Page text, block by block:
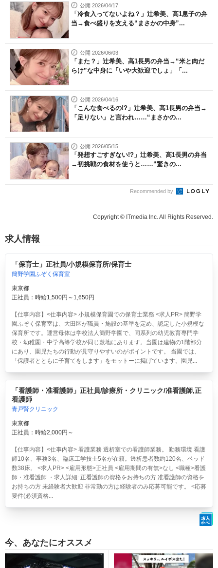
公開 2026/04/17
「冷食入ってないよね？」辻希美、高1息子の弁
当→食べ盛りを支える“まさかの中身”...
公開 2026/06/03
「また？」辻希美、高1長男の弁当→“米と肉だ
らけ”な中身に「いや大歓迎でしょ」「...
公開 2026/04/16
「こんな食べるの!?」辻希美、高1長男の弁当→
「足りない」と言われ……“まさかの...
公開 2026/05/15
「発想すごすぎない!?」辻希美、高1長男の弁当
→初挑戦の食材を使うと……“驚きの...
Recommended by
Copyright © ITmedia Inc. All Rights Reserved.
求人情報
「保育士」正社員/小規模保育所/保育士
簡野学園ふぞく保育室
東京都
正社員：時給1,500円～1,650円
【仕事内容】<仕事内容> 小規模保育園での保育士業務 <求人PR> 簡野学
園ふぞく保育室は、大田区が職員・施設の基準を定め、認定した小規模な
保育所です。運営母体は学校法人簡野学園で、同系列の幼児教育専門学
校・幼稚園・中学高等学校が同じ敷地にあります。当園は建物の1階部分
にあり、園児たちの行動が見守りやすいのがポイントです。 当園では、
「保護者とともに子育てをします」をモットーに掲げています。園児...
「看護師・准看護師」正社員/診療所・クリニック/准看護師,正
看護師
青戸腎クリニック
東京都
正社員：時給2,000円～
【仕事内容】<仕事内容> 看護業務 透析室での看護師業務。 勤務環境 看護
師10名、事務3名、臨床工学技士5名が在籍。透析患者数約120名、ベッド
数38床。 <求人PR> <雇用形態>正社員 <雇用期間の有無>なし <職種>看護
師・准看護師 ・求人詳細: 正看護師の資格をお持ちの方 准看護師の資格を
お持ちの方 未経験者大歓迎 非常勤の方は経験者のみ応募可能です。 <応募
要件(必須資格...
今、あなたにオススメ